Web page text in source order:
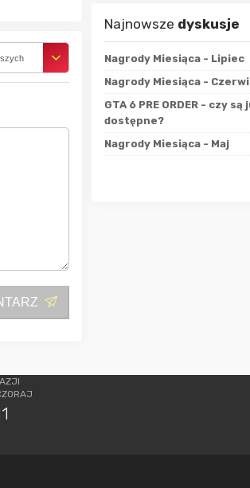
Najnowsze dyskusje
logicznie
Nagrody Miesiąca - Lipiec
Nagrody Miesiąca -
GTA 6 PRE ORDER - czy są
dostępne?
Nagrody Miesiąca - Maj